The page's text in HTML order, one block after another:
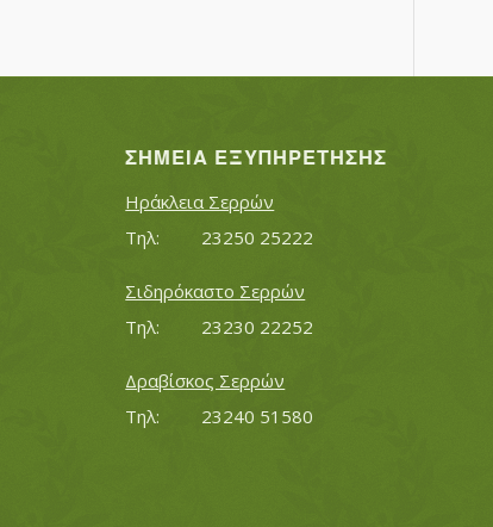
ΣΗΜΕΊΑ ΕΞΥΠΗΡΈΤΗΣΗΣ
Ηράκλεια Σερρών
Τηλ:		23250 25222
Σιδηρόκαστο Σερρών
Τηλ:		23230 22252
Δραβίσκος Σερρών
Τηλ:		23240 51580